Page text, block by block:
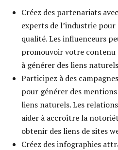
Créez des partenariats
experts de l’industrie
qualité. Les influenceurs
promouvoir votre contenu
à générer des liens
Participez à des
pour générer des
liens naturels. Les
aider à accroître la
obtenir des liens de sites
Créez des infographies